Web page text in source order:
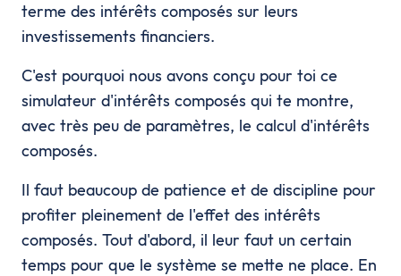
terme des intérêts composés sur leurs
investissements financiers.
C'est pourquoi nous avons conçu pour toi ce
simulateur d'intérêts composés qui te montre,
avec très peu de paramètres, le calcul d'intérêts
composés.
Il faut beaucoup de patience et de discipline pour
profiter pleinement de l'effet des intérêts
composés. Tout d'abord, il leur faut un certain
temps pour que le système se mette ne place. En